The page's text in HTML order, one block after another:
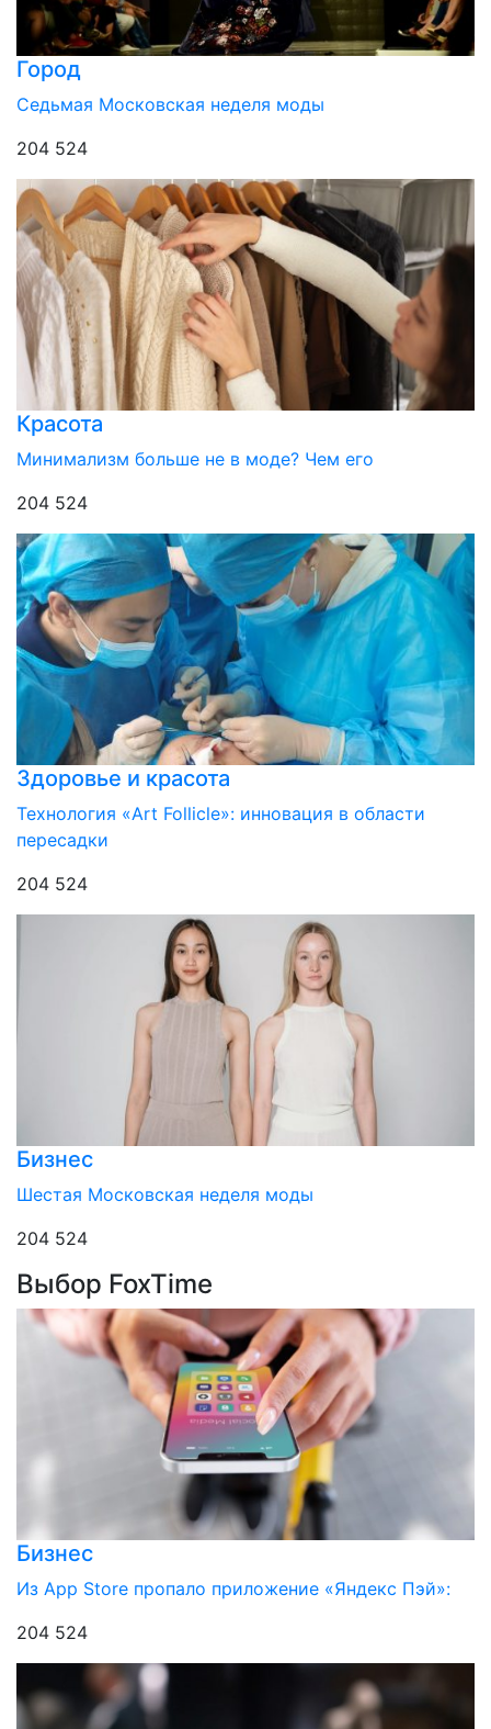
Город
Седьмая Московская неделя моды
204 524
Красота
Минимализм больше не в моде? Чем его
204 524
Здоровье и красота
Технология «Art Follicle»: инновация в области
пересадки
204 524
Бизнес
Шестая Московская неделя моды
204 524
Выбор FoxTime
Бизнес
Из App Store пропало приложение «Яндекс Пэй»:
204 524